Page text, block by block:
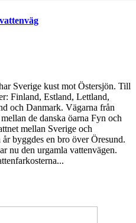
Sverige kust mot Östersjön. Till
Finland, Estland, Lettland,
och Danmark. Vägarna från
de danska öarna Fyn och
mellan Sverige och
byggdes en bro över Öresund.
nu den urgamla vattenvägen.